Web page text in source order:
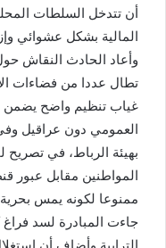
أن تتدخل السلطات
المالية بشكل عشوائي
وأعاد الحادث النقاش
تطال عددا من فضاءات
غياب تنظيم واضح يضمن
العمومي دون عراقيل
بهيئة الرباط، في تصريح
المواطنين مقابل عبور
ممنوعا لكونه يمس
جاءت المبادرة لسد